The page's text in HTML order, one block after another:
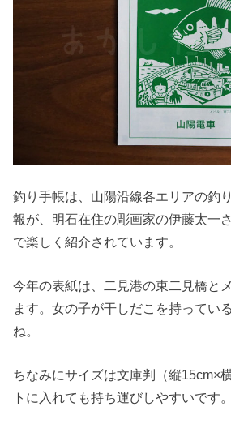
釣り手帳は、山陽沿線各エリアの釣
報が、明石在住の彫画家の伊藤太一
で楽しく紹介されています。
今年の表紙は、二見港の東二見橋と
ます。女の子が干しだこを持ってい
ね。
ちなみにサイズは文庫判（縦15cm×
トに入れても持ち運びしやすいです。